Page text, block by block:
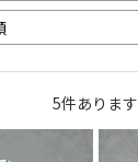
5件あります